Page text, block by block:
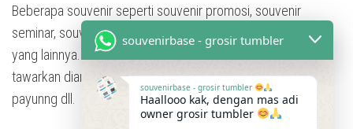
Beberapa souvenir seperti souvenir promosi, souvenir
seminar, souvenir training, souvenir pesta, dan masih banyak
yang lainnya. Dengan berbagai bentuk souvenir yang kami
tawarkan diantaranya adalah tumbler, mug, flashdisk, Kaos,
payunng dll.
souvenirbase - grosir tumbler
souvenirbase - grosir tumbler
Haallooo kak, dengan mas adi
owner grosir tumbler